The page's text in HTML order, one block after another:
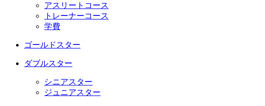
アスリートコース
トレーナーコース
学費
ゴールドスター
ダブルスター
シニアスター
ジュニアスター